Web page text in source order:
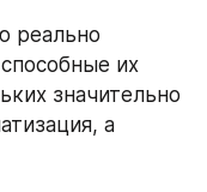
реально
их
значительно
а